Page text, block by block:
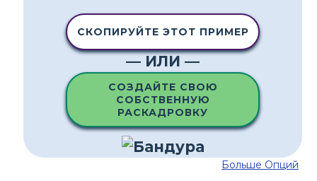
СКОПИРУЙТЕ ЭТОТ ПРИМЕР
— ИЛИ —
СОЗДАЙТЕ СВОЮ
СОБСТВЕННУЮ
РАСКАДРОВКУ
Больше Опций